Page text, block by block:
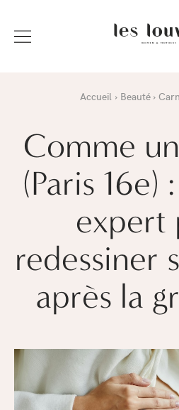
Accueil Beauté
Comme
(Paris 16e)
expert
redessiner
après la